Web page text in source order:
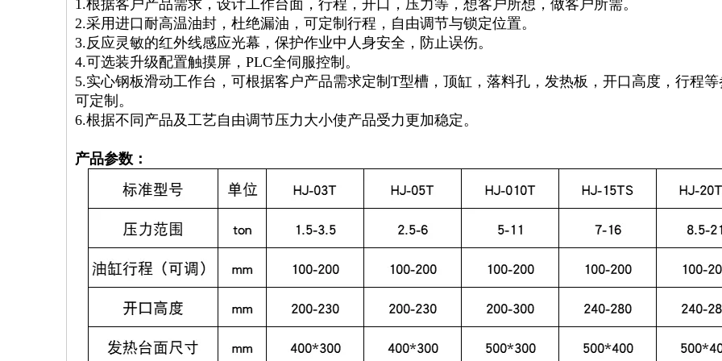
1.根据客户产品需求，设计工作台面，行程，开口，压力等，想客户所想，做客户所需。
2.采用进口耐高温油封，杜绝漏油，可定制行程，自由调节与锁定位置。
3.反应灵敏的红外线感应光幕，保护作业中人身安全，防止误伤。
4.可选装升级配置触摸屏，PLC全伺服控制。
5.实心钢板滑动工作台，可根据客户产品需求定制T型槽，顶缸，落料孔，发热板，开口高度，行程
可定制。
6.根据不同产品及工艺自由调节压力大小使产品受力更加稳定。
产品参数：